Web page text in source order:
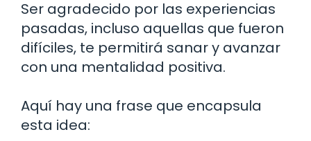
Ser agradecido por las experiencias
pasadas, incluso aquellas que fueron
difíciles, te permitirá sanar y avanzar
con una mentalidad positiva.
Aquí hay una frase que encapsula
esta idea: